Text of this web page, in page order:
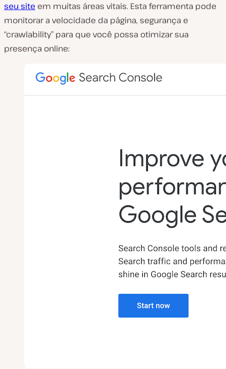
seu site em muitas áreas vitais. Esta ferramenta pode
monitorar a velocidade da página, segurança e
“crawlability” para que você possa otimizar sua
presença online: